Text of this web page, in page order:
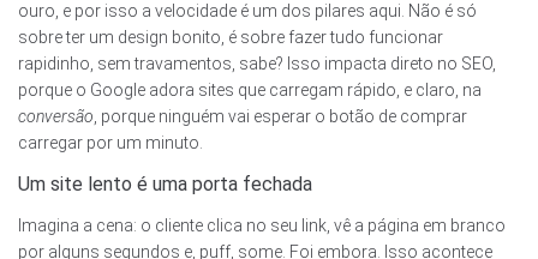
ouro, e por isso a velocidade é um dos pilares aqui. Não é só
sobre ter um design bonito, é sobre fazer tudo funcionar
rapidinho, sem travamentos, sabe? Isso impacta direto no SEO,
porque o Google adora sites que carregam rápido, e claro, na
conversão, porque ninguém vai esperar o botão de comprar
carregar por um minuto.
Um site lento é uma porta fechada
Imagina a cena: o cliente clica no seu link, vê a página em branco
por alguns segundos e, puff, some. Foi embora. Isso acontece